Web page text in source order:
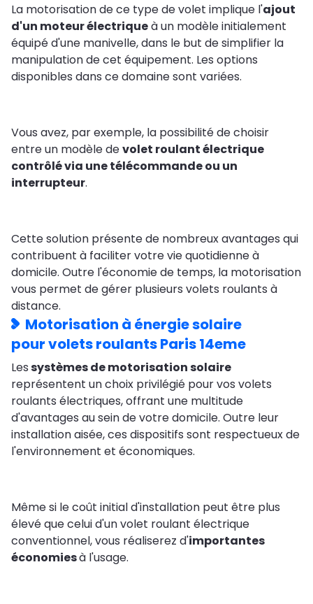
La motorisation de ce type de volet implique l'ajout
d'un moteur électriqueà un modèle initialement
équipé d'une manivelle, dans le but de simplifier la
manipulation de cet équipement. Les options
disponibles dans ce domaine sont variées.
Vous avez, par exemple, la possibilité de choisir
entre un modèle devolet roulant électrique
contrôlé via une télécommande ou un
interrupteur.
Cette solution présente de nombreux avantages qui
contribuent à faciliter votre vie quotidienne à
domicile. Outre l'économie de temps, la motorisation
vous permet de gérer plusieurs volets roulants à
distance.
Motorisation à énergie solaire
pour volets roulants Paris 14eme
Lessystèmes de motorisation solaire
représentent un choix privilégié pour vos volets
roulants électriques, offrant une multitude
d'avantages au sein de votre domicile. Outre leur
installation aisée, ces dispositifs sont respectueux de
l'environnement et économiques.
Même si le coût initial d'installation peut être plus
élevé que celui d'un volet roulant électrique
conventionnel, vous réaliserez d'importantes
économiesà l'usage.